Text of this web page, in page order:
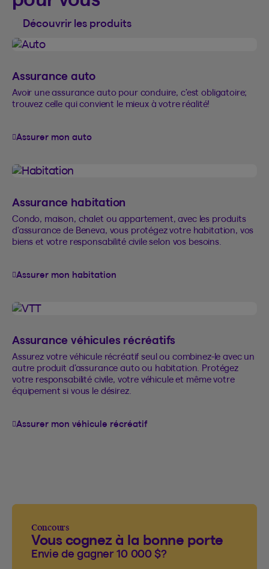
Découvrir les produits
Assurance auto
Avoir une assurance auto pour conduire, c’est obligatoire;
trouvez celle qui convient le mieux à votre réalité!
Assurer mon auto
Assurance habitation
Condo, maison, chalet ou appartement, avec les produits
d’assurance de Beneva, vous protégez votre habitation, vos
biens et votre responsabilité civile selon vos besoins.
Assurer mon habitation
Assurance véhicules récréatifs
Assurez votre véhicule récréatif seul ou combinez-le avec un
autre produit d’assurance auto ou habitation. Protégez
votre responsabilité civile, votre véhicule et même votre
équipement si vous le désirez.
Assurer mon véhicule récréatif
Concours
Vous cognez à la bonne porte
Envie de gagner 10 000 $?